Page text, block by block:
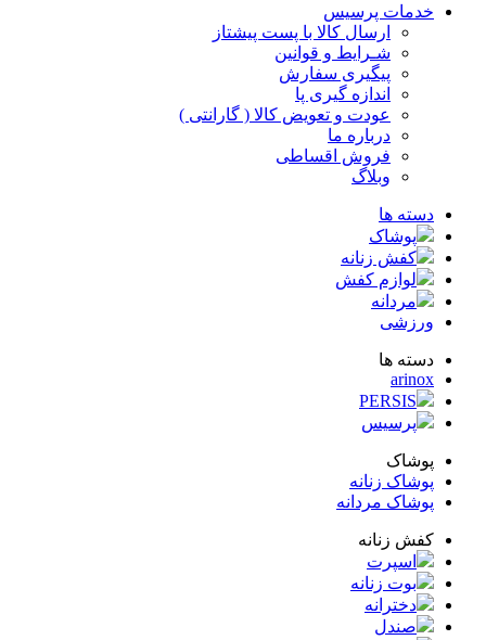
پرسیس
ارسال کالا با پست پیشتاز
شـرایط و قوانین
پیگیری سفارش
اندازه گیری پا
عودت و تعویض کالا ( گارانتی )
درباره ما
فروش اقساطی
ها
پوشاک
کفش زنانه
لوازم کفش
مردانه
ها
PERSIS
پرسیس
زنانه
مردانه
زنانه
اسپرت
بوت زنانه
دخترانه
صندل